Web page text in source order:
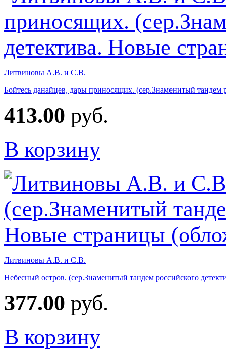
Литвиновы А.В. и С.В.
Бойтесь данайцев, дары приносящих. (сер.Знаменитый
413.00 руб.
В корзину
Литвиновы А.В. и С.В.
Небесный остров. (сер.Знаменитый тандем российского
377.00 руб.
В корзину